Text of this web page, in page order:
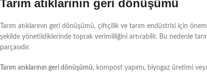
Tarım atıklarının geri dönüşümü
Tarım atıklarının geri dönüşümü, çiftçilik ve tarım endüstrisi için
şekilde yönetildiklerinde toprak verimliliğini artırabilir. Bu nedenle
parçasıdır.
Tarım atıklarının geri dönüşümü, kompost yapımı, biyogaz üretimi